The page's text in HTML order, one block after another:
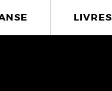
LIVRES